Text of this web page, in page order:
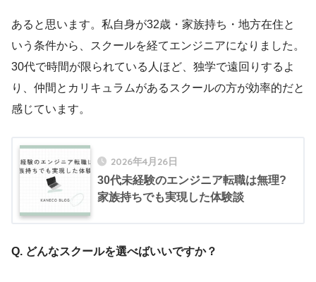
あると思います。私自身が32歳・家族持ち・地方在住と
いう条件から、スクールを経てエンジニアになりました。
30代で時間が限られている人ほど、独学で遠回りするよ
り、仲間とカリキュラムがあるスクールの方が効率的だと
感じています。
2026年4月26日
30代未経験のエンジニア転職は無理?
家族持ちでも実現した体験談
Q. どんなスクールを選べばいいですか？